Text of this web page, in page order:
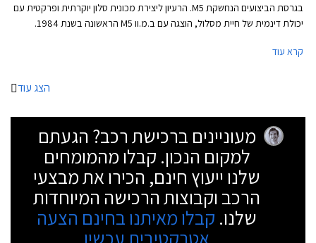
בגרסת הביצועים הנחשקת M5. הרעיון ליצירת מכונית סלון יוקרתית ופרקטית עם
יכולת דינמית של חיית מסלול, הוצגה עם ב.מ.וו M5 הראשונה בשנת 1984.
עבורה ולה יתרונות רבים בכל הנוגע לאחיזת כביש והעברת הכוח אל האספלט.
החלקה. המערכת מאפשרת לנהג בחירה בין 5 מצבי נהיגה ביניהם מצב הנעה
קרא עוד
הצג עוד
מעוניינים ברכישת רכב? הגעתם
למקום הנכון. קבלו מהמומחים
שלנו ייעוץ חינם, הכירו את מבצעי
הרכב וקבוצות הרכישה המיוחדות
שלנו. קבלו מאיתנו בחינם הצעה
אטרקטיבית עכשיו